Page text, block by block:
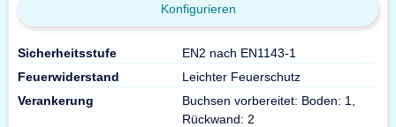
Konfigurieren
Sicherheitsstufe
EN2 nach EN1143-1
Feuerwiderstand
Leichter Feuerschutz
Verankerung
Buchsen vorbereitet: Boden: 1,
Rückwand: 2